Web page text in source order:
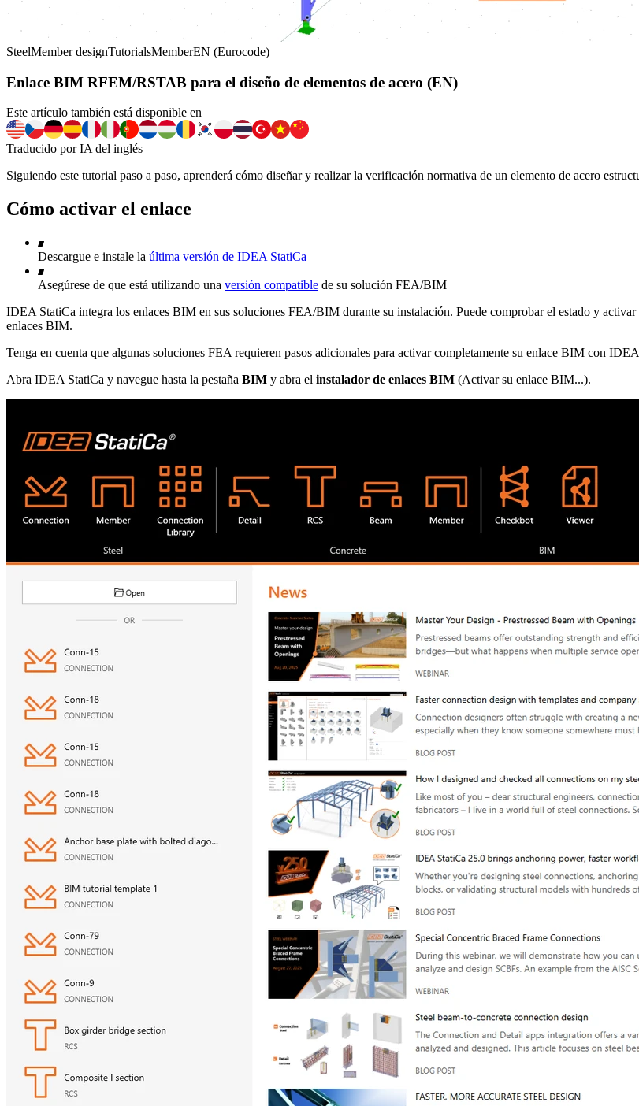
SteelMember designTutorialsMemberEN (Eurocode)
Enlace BIM RFEM/RSTAB para el diseño de elementos de acero (EN)
Este artículo también está disponible en
Traducido por IA del inglés
Siguiendo este tutorial paso a paso, aprenderá cómo diseñar y realizar la verificación normativa de un elemento de acero
Cómo activar el enlace
Descargue e instale la última versión de IDEA StatiCa
Asegúrese de que está utilizando una versión compatible de su solución FEA/BIM
IDEA StatiCa integra los enlaces BIM en sus soluciones FEA/BIM durante su instalación. Puede comprobar el estado y
enlaces BIM.
Tenga en cuenta que algunas soluciones FEA requieren pasos adicionales para activar completamente su enlace BIM con
Abra IDEA StatiCa y navegue hasta la pestaña BIM y abra el instalador de enlaces BIM (Activar su enlace BIM...).